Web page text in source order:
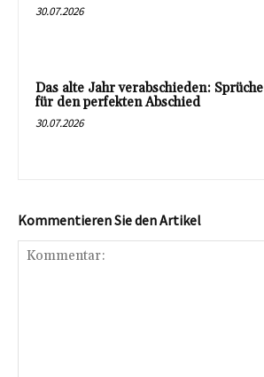
30.07.2026
Das alte Jahr verabschieden: Sprüche
für den perfekten Abschied
30.07.2026
Kommentieren Sie den Artikel